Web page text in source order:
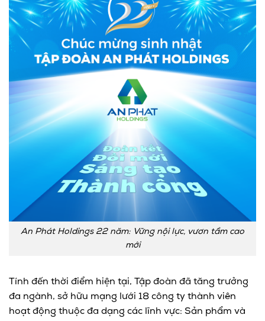
An Phát Holdings 22 năm: Vững nội lực, vươn tầm cao
mới
Tính đến thời điểm hiện tại, Tập đoàn đã tăng trưởng
đa ngành, sở hữu mạng lưới 18 công ty thành viên
hoạt động thuộc đa dạng các lĩnh vực: Sản phẩm và